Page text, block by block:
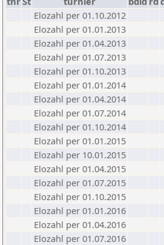
Elozahl per 01.10.2012
Elozahl per 01.01.2013
Elozahl per 01.04.2013
Elozahl per 01.07.2013
Elozahl per 01.10.2013
Elozahl per 01.01.2014
Elozahl per 01.04.2014
Elozahl per 01.07.2014
Elozahl per 01.10.2014
Elozahl per 01.01.2015
Elozahl per 10.01.2015
Elozahl per 01.04.2015
Elozahl per 01.07.2015
Elozahl per 01.10.2015
Elozahl per 01.01.2016
Elozahl per 01.04.2016
Elozahl per 01.07.2016